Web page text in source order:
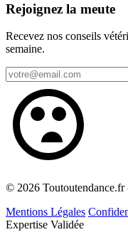
Rejoignez la meute
Recevez nos conseils
semaine.
© 2026 Toutoutendance.fr
Mentions Légales
Expertise Validée